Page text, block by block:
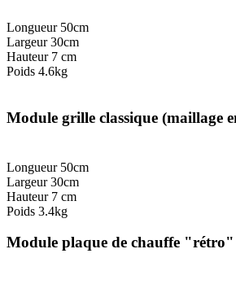
Longueur 50cm
Largeur 30cm
Hauteur 7 cm
Poids 4.6kg
Module grille classique (maillage
Longueur 50cm
Largeur 30cm
Hauteur 7 cm
Poids 3.4kg
Module plaque de chauffe "rétro"